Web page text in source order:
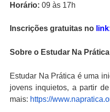
Horário: 09 às 17h
Inscrições gratuitas no
Sobre o Estudar Na Prática
Estudar Na Prática é uma
jovens inquietos, a partir
mais: https://